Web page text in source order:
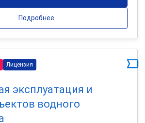
Подробнее
Лицензия
эксплуатация и
водного